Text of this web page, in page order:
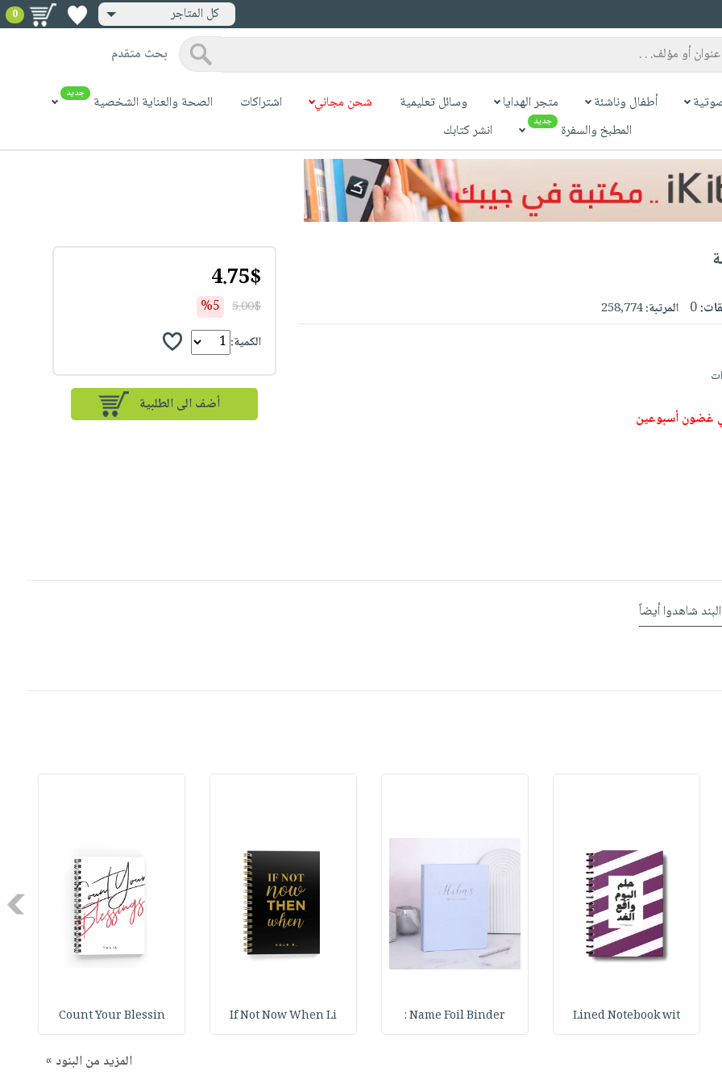
كل المتاجر 0
بحث متقدم
أطفال وناشئة متجر الهدايا وسائل تعليمية شحن مجاني اشتراكات الصحة والعناية الشخصية جديد
المطبخ والسفرة جديد انشر كتابك
0 المرتبة:258,774
غضون أسبوعين
4.75$
5.00$
%5
الكمية:
أضف الى الطلبية
شاهدوا أيضاً
Lined Notebook wit
Name Foil Binder :
If Not Now When Li
Count Your Blessin
المزيد من البنود »